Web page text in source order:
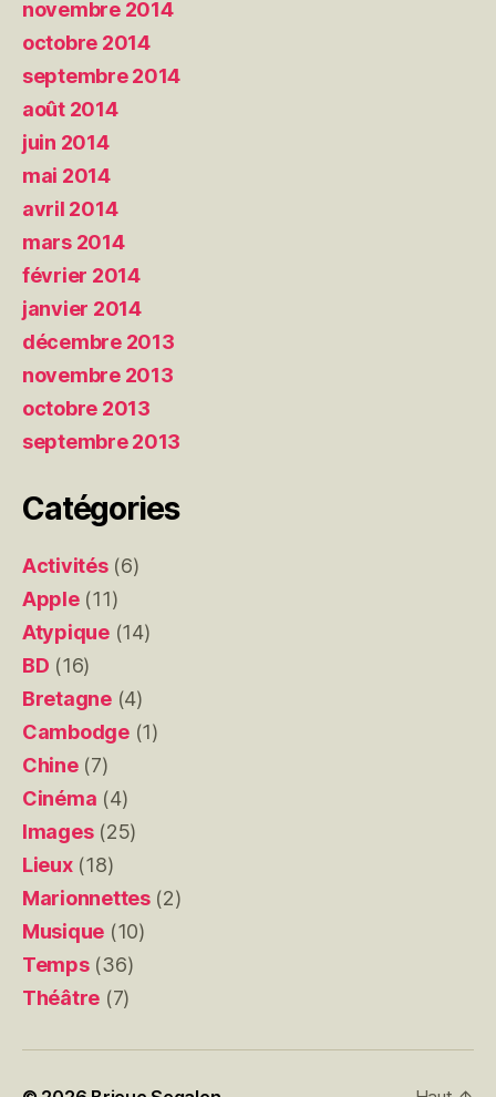
novembre 2014
octobre 2014
septembre 2014
août 2014
juin 2014
mai 2014
avril 2014
mars 2014
février 2014
janvier 2014
décembre 2013
novembre 2013
octobre 2013
septembre 2013
Catégories
Activités(6)
Apple(11)
Atypique(14)
BD (16)
Bretagne(4)
Cambodge(1)
Chine(7)
Cinéma (4)
Images(25)
Lieux(18)
Marionnettes(2)
Musique (10)
Temps(36)
Théâtre (7)